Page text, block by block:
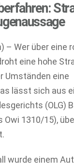
– Wer über eine
eine hohe
Umständen eine
lässt sich aus
(OLG)
Owi 1310/15),
wurde einem